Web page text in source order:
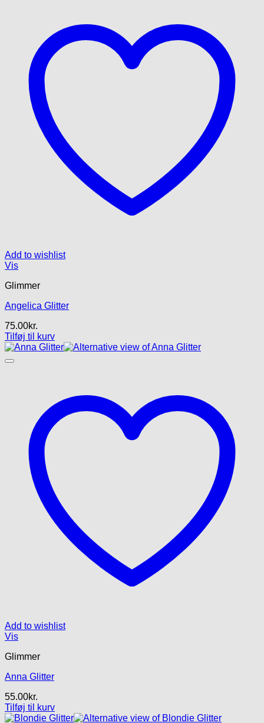
Add to wishlist
Vis
Glimmer
Angelica Glitter
75.00kr.
Tilføj til kurv
Add to wishlist
Vis
Glimmer
Anna Glitter
55.00kr.
Tilføj til kurv